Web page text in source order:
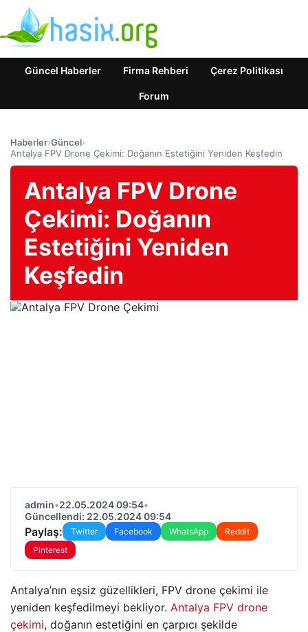
Güncel Haberler Firma Rehberi Çerez Politikası
Forum
Haberler›Güncel›
Antalya FPV Drone Çekimi: Doğanın Estetiğini Yeniden Keşfedin
Antalya FPV Drone
Çekimi: Doğanın
Estetiğini Yeniden
Keşfedin
admin•22.05.2024 09:54•
Güncellendi: 22.05.2024 09:54
Paylaş: Twitter Facebook WhatsApp
Reddit
Pinterest
Antalya’nın eşsiz güzellikleri, FPV drone çekimi ile
yeniden keşfedilmeyi bekliyor. Antalya FPV drone
çekimi, doğanın estetiğini en çarpıcı şekilde